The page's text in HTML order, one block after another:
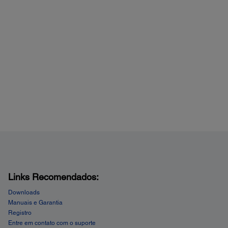
Links Recomendados:
Downloads
Manuais e Garantia
Registro
Entre em contato com o suporte